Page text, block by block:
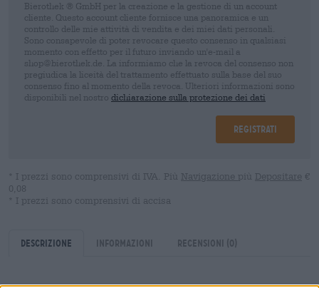
Bierothek ® GmbH per la creazione e la gestione di un account
cliente. Questo account cliente fornisce una panoramica e un
controllo delle mie attività di vendita e dei miei dati personali.
Sono consapevole di poter revocare questo consenso in qualsiasi
momento con effetto per il futuro inviando un'e-mail a
shop@bierothek.de. La informiamo che la revoca del consenso non
pregiudica la liceità del trattamento effettuato sulla base del suo
consenso fino al momento della revoca. Ulteriori informazioni sono
disponibili nel nostro dichiarazione sulla protezione dei dati
Registrati
* I prezzi sono comprensivi di IVA. Più Navigazione più Depositare €
0,08
* I prezzi sono comprensivi di accisa
Descrizione Informazioni Recensioni (0)